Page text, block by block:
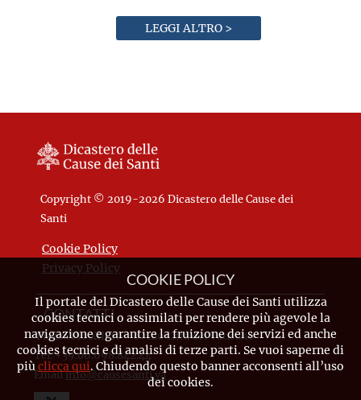
LEGGI ALTRO >
Copyright © 2019-2026 Dicastero delle Cause dei
Santi
Cookie Policy
Privacy Policy
CONTATTI
Piazza Pio XII, 10 - 00120 Città del Vaticano
Tel. +39.06.698.842.44
Emailinfo@causesanti.va
COOKIE POLICY
Il portale del Dicastero delle Cause dei Santi utilizza
cookies tecnici o assimilati per rendere più agevole la
navigazione e garantire la fruizione dei servizi ed anche
cookies tecnici e di analisi di terze parti. Se vuoi saperne di
piùclicca qui. Chiudendo questo banner acconsenti all’uso
dei cookies.